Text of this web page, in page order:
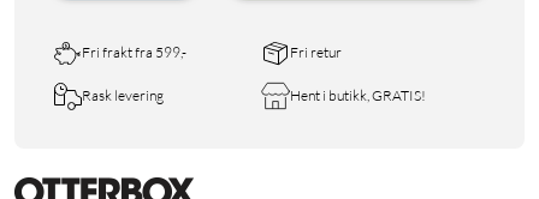
Fri frakt fra 599,- Fri retur
Rask levering Hent i butikk, GRATIS!